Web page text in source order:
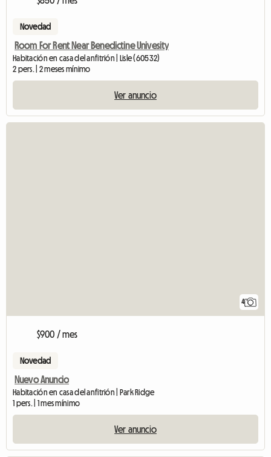
Novedad
Room For Rent Near Benedictine Univesity
Habitación en casa del anfitrión | Lisle (60532)
2 pers. | 2 meses mínimo
Ver anuncio
4
$900 / mes
Novedad
Nuevo Anuncio
Habitación en casa del anfitrión | Park Ridge
1 pers. | 1 mes mínimo
Ver anuncio